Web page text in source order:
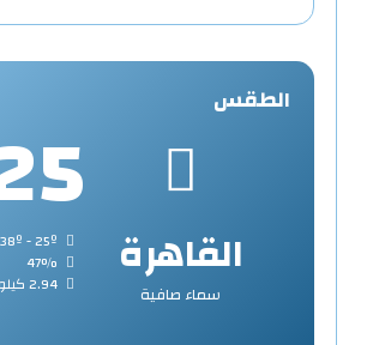
الطقس
القاهرة
سماء صافية
47%
2.94 كيلومتر/ساعة